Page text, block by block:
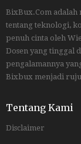
BixBux.Com
tentang teknologi,
penuh cinta oleh
Dosen yang tinggal
pengalamannya
Bixbux menjadi
Tentang Kami
Disclaimer